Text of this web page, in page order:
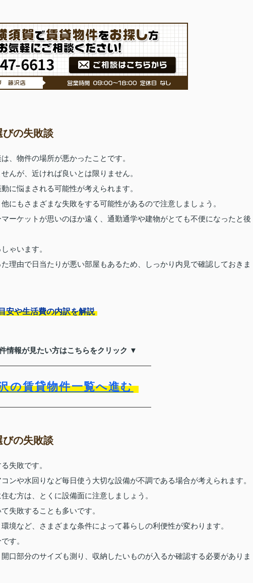
びの失敗談
、物件の場所が悪かったことです。
んが、近ければ良いとは限りません。
に悩まされる可能性が考えられます。
にもさまざまな失敗をする可能性があるので注意しましょう。
ーケットが思いのほか遠く、通勤通学や建物がとても不便になったと後
ゃいます。
理由で日当たりが悪い部屋もあるため、しっかり内見で確認しておきま
安や生活費の内訳を解説
情報が見たい方はこちらをクリック ▼
の賃貸物件一覧へ進む
びの失敗談
失敗です。
ンや水回りなど毎日使う大切な設備が不調である場合が考えられます。
む方は、とくに設備面に注意しましょう。
失敗することも多いです。
境など、さまざまな条件によって暮らしの利便性が変わります。
す。
口部分のサイズも測り、収納したいものが入るか確認する必要がありま